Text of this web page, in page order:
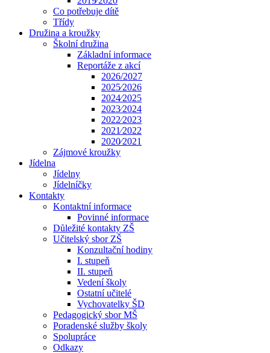
Co potřebuje dítě
Třídy
Družina a kroužky
Školní družina
Základní informace
Reportáže z akcí
2026/2027
2025⁄2026
2024⁄2025
2023⁄2024
2022⁄2023
2021⁄2022
2020⁄2021
Zájmové kroužky
Jídelna
Jídelny
Jídelníčky
Kontakty
Kontaktní informace
Povinné informace
Důležité kontakty ZŠ
Učitelský sbor ZŠ
Konzultační hodiny
I. stupeň
II. stupeň
Vedení školy
Ostatní učitelé
Vychovatelky ŠD
Pedagogický sbor MŠ
Poradenské služby školy
Spolupráce
Odkazy